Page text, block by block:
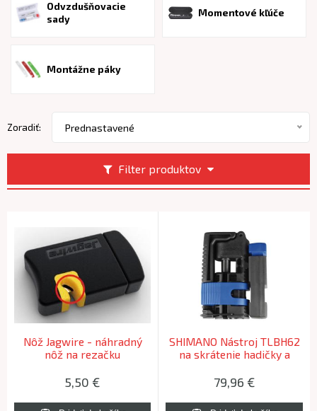
Odvzdušňovacie
sady
Momentové kľúče
Montážne páky
Filter produktov
Zoradiť: Prednastavené
Nôž Jagwire - náhradný
nôž na rezačku
5,50 €
SHIMANO Nástroj TLBH62
na skrátenie hadičky a
79,96 €